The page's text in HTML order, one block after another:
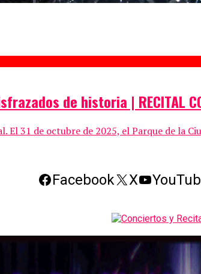
de historia | RECITAL
El 31 de octubre de 2025, el Parque de la
Facebook X